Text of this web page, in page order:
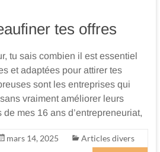
tes offres
tu sais combien il est essentiel
et adaptées pour attirer tes
sont les entreprises qui
vraiment améliorer leurs
mes 16 ans d’entrepreneuriat,
mars 14, 2025
Articles divers